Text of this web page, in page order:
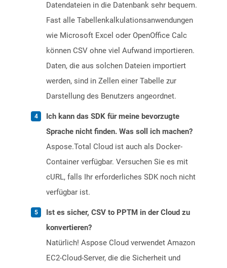
Datendateien in die Datenbank sehr bequem.
Fast alle Tabellenkalkulationsanwendungen
wie Microsoft Excel oder OpenOffice Calc
können CSV ohne viel Aufwand importieren.
Daten, die aus solchen Dateien importiert
werden, sind in Zellen einer Tabelle zur
Darstellung des Benutzers angeordnet.
Ich kann das SDK für meine bevorzugte
Sprache nicht finden. Was soll ich machen?
Aspose.Total Cloud ist auch als Docker-
Container verfügbar. Versuchen Sie es mit
cURL, falls Ihr erforderliches SDK noch nicht
verfügbar ist.
Ist es sicher, CSV to PPTM in der Cloud zu
konvertieren?
Natürlich! Aspose Cloud verwendet Amazon
EC2-Cloud-Server, die die Sicherheit und